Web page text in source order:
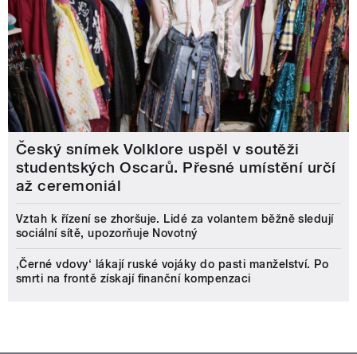
Český snímek Volklore uspěl v soutěži
studentských Oscarů. Přesné umístění určí
až ceremoniál
Vztah k řízení se zhoršuje. Lidé za volantem běžně sledují
sociální sítě, upozorňuje Novotný
‚Černé vdovy‘ lákají ruské vojáky do pasti manželství. Po
smrti na frontě získají finanční kompenzaci